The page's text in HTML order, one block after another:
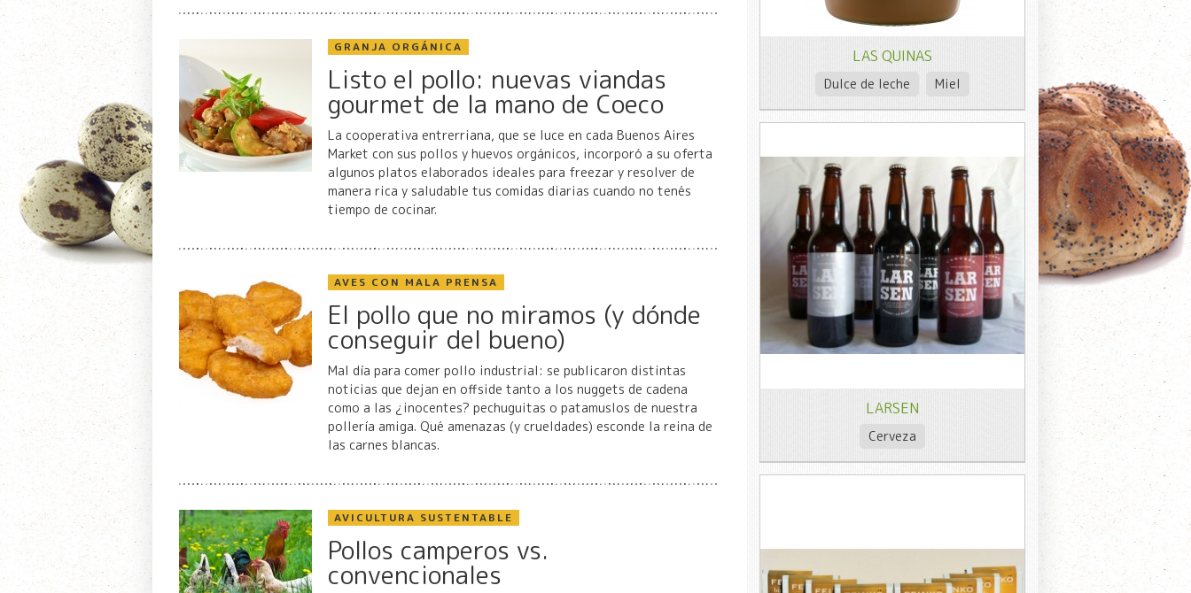
GRANJA ORGÁNICA
Listo el pollo: nuevas viandas
gourmet de la mano de Coeco
La cooperativa entrerriana, que se luce en cada Buenos Aires
Market con sus pollos y huevos orgánicos, incorporó a su oferta
algunos platos elaborados ideales para freezar y resolver de
manera rica y saludable tus comidas diarias cuando no tenés
tiempo de cocinar.
AVES CON MALA PRENSA
El pollo que no miramos (y dónde
conseguir del bueno)
Mal día para comer pollo industrial: se publicaron distintas
noticias que dejan en offside tanto a los nuggets de cadena
como a las ¿inocentes? pechuguitas o patamuslos de nuestra
pollería amiga. Qué amenazas (y crueldades) esconde la reina de
las carnes blancas.
AVICULTURA SUSTENTABLE
Pollos camperos vs.
convencionales
LAS QUINAS
Dulce de leche Miel
LARSEN
Cerveza